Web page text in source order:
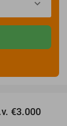
€3.000